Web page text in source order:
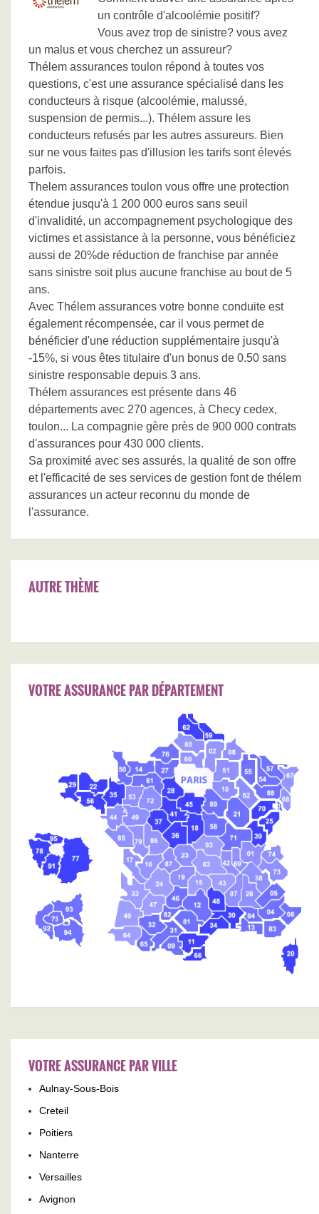
un contrôle d'alcoolémie positif?
Vous avez trop de sinistre? vous avez
un malus et vous cherchez un assureur?
Thélem assurances toulon répond à toutes vos
questions, c'est une assurance spécialisé dans les
conducteurs à risque (alcoolémie, malussé,
suspension de permis...). Thélem assure les
conducteurs refusés par les autres assureurs. Bien
sur ne vous faites pas d'illusion les tarifs sont élevés
parfois.
Thelem assurances toulon vous offre une protection
étendue jusqu'à 1 200 000 euros sans seuil
d'invalidité, un accompagnement psychologique des
victimes et assistance à la personne, vous bénéficiez
aussi de 20%de réduction de franchise par année
sans sinistre soit plus aucune franchise au bout de 5
ans.
Avec Thélem assurances votre bonne conduite est
également récompensée, car il vous permet de
bénéficier d'une réduction supplémentaire jusqu'à
-15%, si vous êtes titulaire d'un bonus de 0.50 sans
sinistre responsable depuis 3 ans.
Thélem assurances est présente dans 46
départements avec 270 agences, à Checy cedex,
toulon... La compagnie gère près de 900 000 contrats
d'assurances pour 430 000 clients.
Sa proximité avec ses assurés, la qualité de son offre
et l'efficacité de ses services de gestion font de thélem
assurances un acteur reconnu du monde de
l'assurance.
AUTRE THÈME
VOTRE ASSURANCE PAR DÉPARTEMENT
VOTRE ASSURANCE PAR VILLE
Aulnay-Sous-Bois
Creteil
Poitiers
Nanterre
Versailles
Avignon